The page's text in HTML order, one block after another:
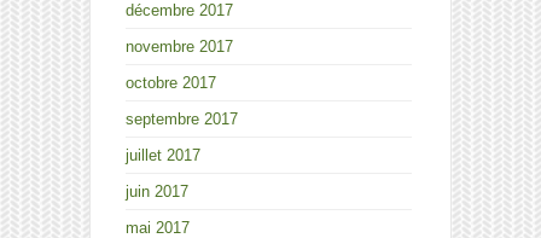
décembre 2017
novembre 2017
octobre 2017
septembre 2017
juillet 2017
juin 2017
mai 2017